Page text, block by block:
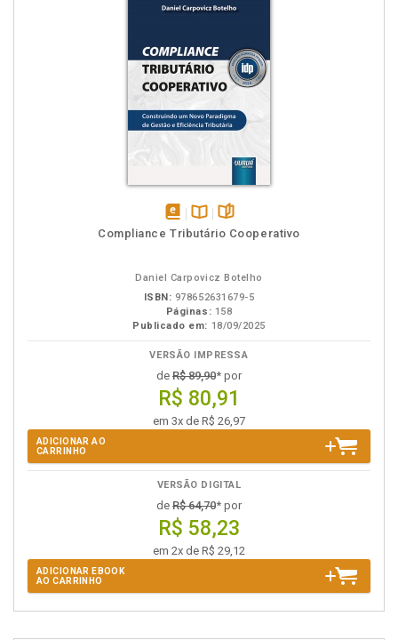
disponívelDisponível
páginas
Compliance Tributário Cooperativo
Daniel Carpovicz Botelho
ISBN: 978652631679-5
Páginas: 158
Publicado em: 18/09/2025
VERSÃO IMPRESSA
de R$ 89,90* por
R$ 80,91
em 3x de R$ 26,97
ADICIONAR AO
CARRINHO
VERSÃO DIGITAL
de R$ 64,70* por
R$ 58,23
em 2x de R$ 29,12
ADICIONAR EBOOK
AO CARRINHO